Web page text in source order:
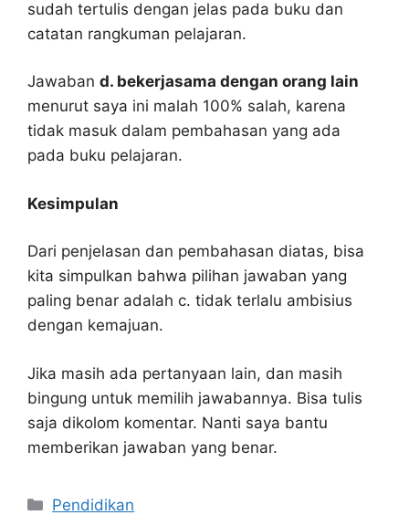
sudah tertulis dengan jelas pada buku dan
catatan rangkuman pelajaran.
Jawaban d. bekerjasama dengan orang lain
menurut saya ini malah 100% salah, karena
tidak masuk dalam pembahasan yang ada
pada buku pelajaran.
Kesimpulan
Dari penjelasan dan pembahasan diatas, bisa
kita simpulkan bahwa pilihan jawaban yang
paling benar adalah c. tidak terlalu ambisius
dengan kemajuan.
Jika masih ada pertanyaan lain, dan masih
bingung untuk memilih jawabannya. Bisa tulis
saja dikolom komentar. Nanti saya bantu
memberikan jawaban yang benar.
Kategori
Pendidikan